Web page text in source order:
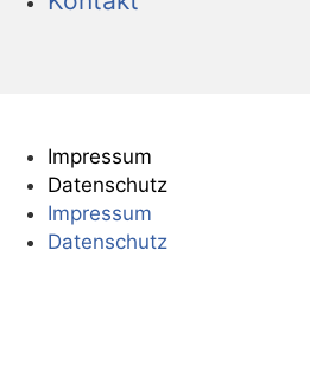
Impressum
Datenschutz
Impressum
Datenschutz